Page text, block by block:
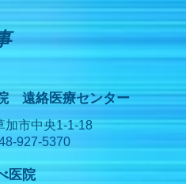
遠絡医療センター
加市中央1-1-18
927-5370
医院